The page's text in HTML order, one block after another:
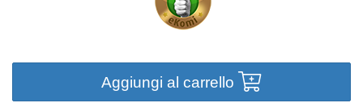
Aggiungi al carrello